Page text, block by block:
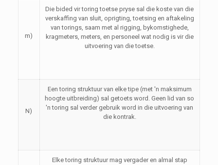
m)
Die bided vir toring toetse pryse sal die koste van die
verskaffing van sluit, oprigting, toetsing en aftakeling
van torings, saam met al rigging, bykomstighede,
kragmeters, meters, en personeel wat nodig is vir die
uitvoering van die toetse.
N)
Een toring struktuur van elke tipe (met 'n maksimum
hoogte uitbreiding) sal getoets word. Geen lid van so
'n toring sal verder gebruik word in die uitvoering van
die kontrak.
Elke toring struktuur mag vergader en almal stap